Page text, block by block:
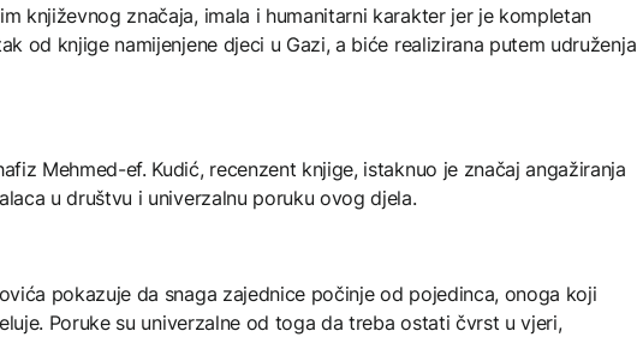
književnog značaja, imala i humanitarni karakter jer je kompletan
od knjige namijenjene djeci u Gazi, a biće realizirana putem udruženja
Mehmed-ef. Kudić, recenzent knjige, istaknuo je značaj angažiranja
u društvu i univerzalnu poruku ovog djela.
pokazuje da snaga zajednice počinje od pojedinca, onoga koji
Poruke su univerzalne od toga da treba ostati čvrst u vjeri,